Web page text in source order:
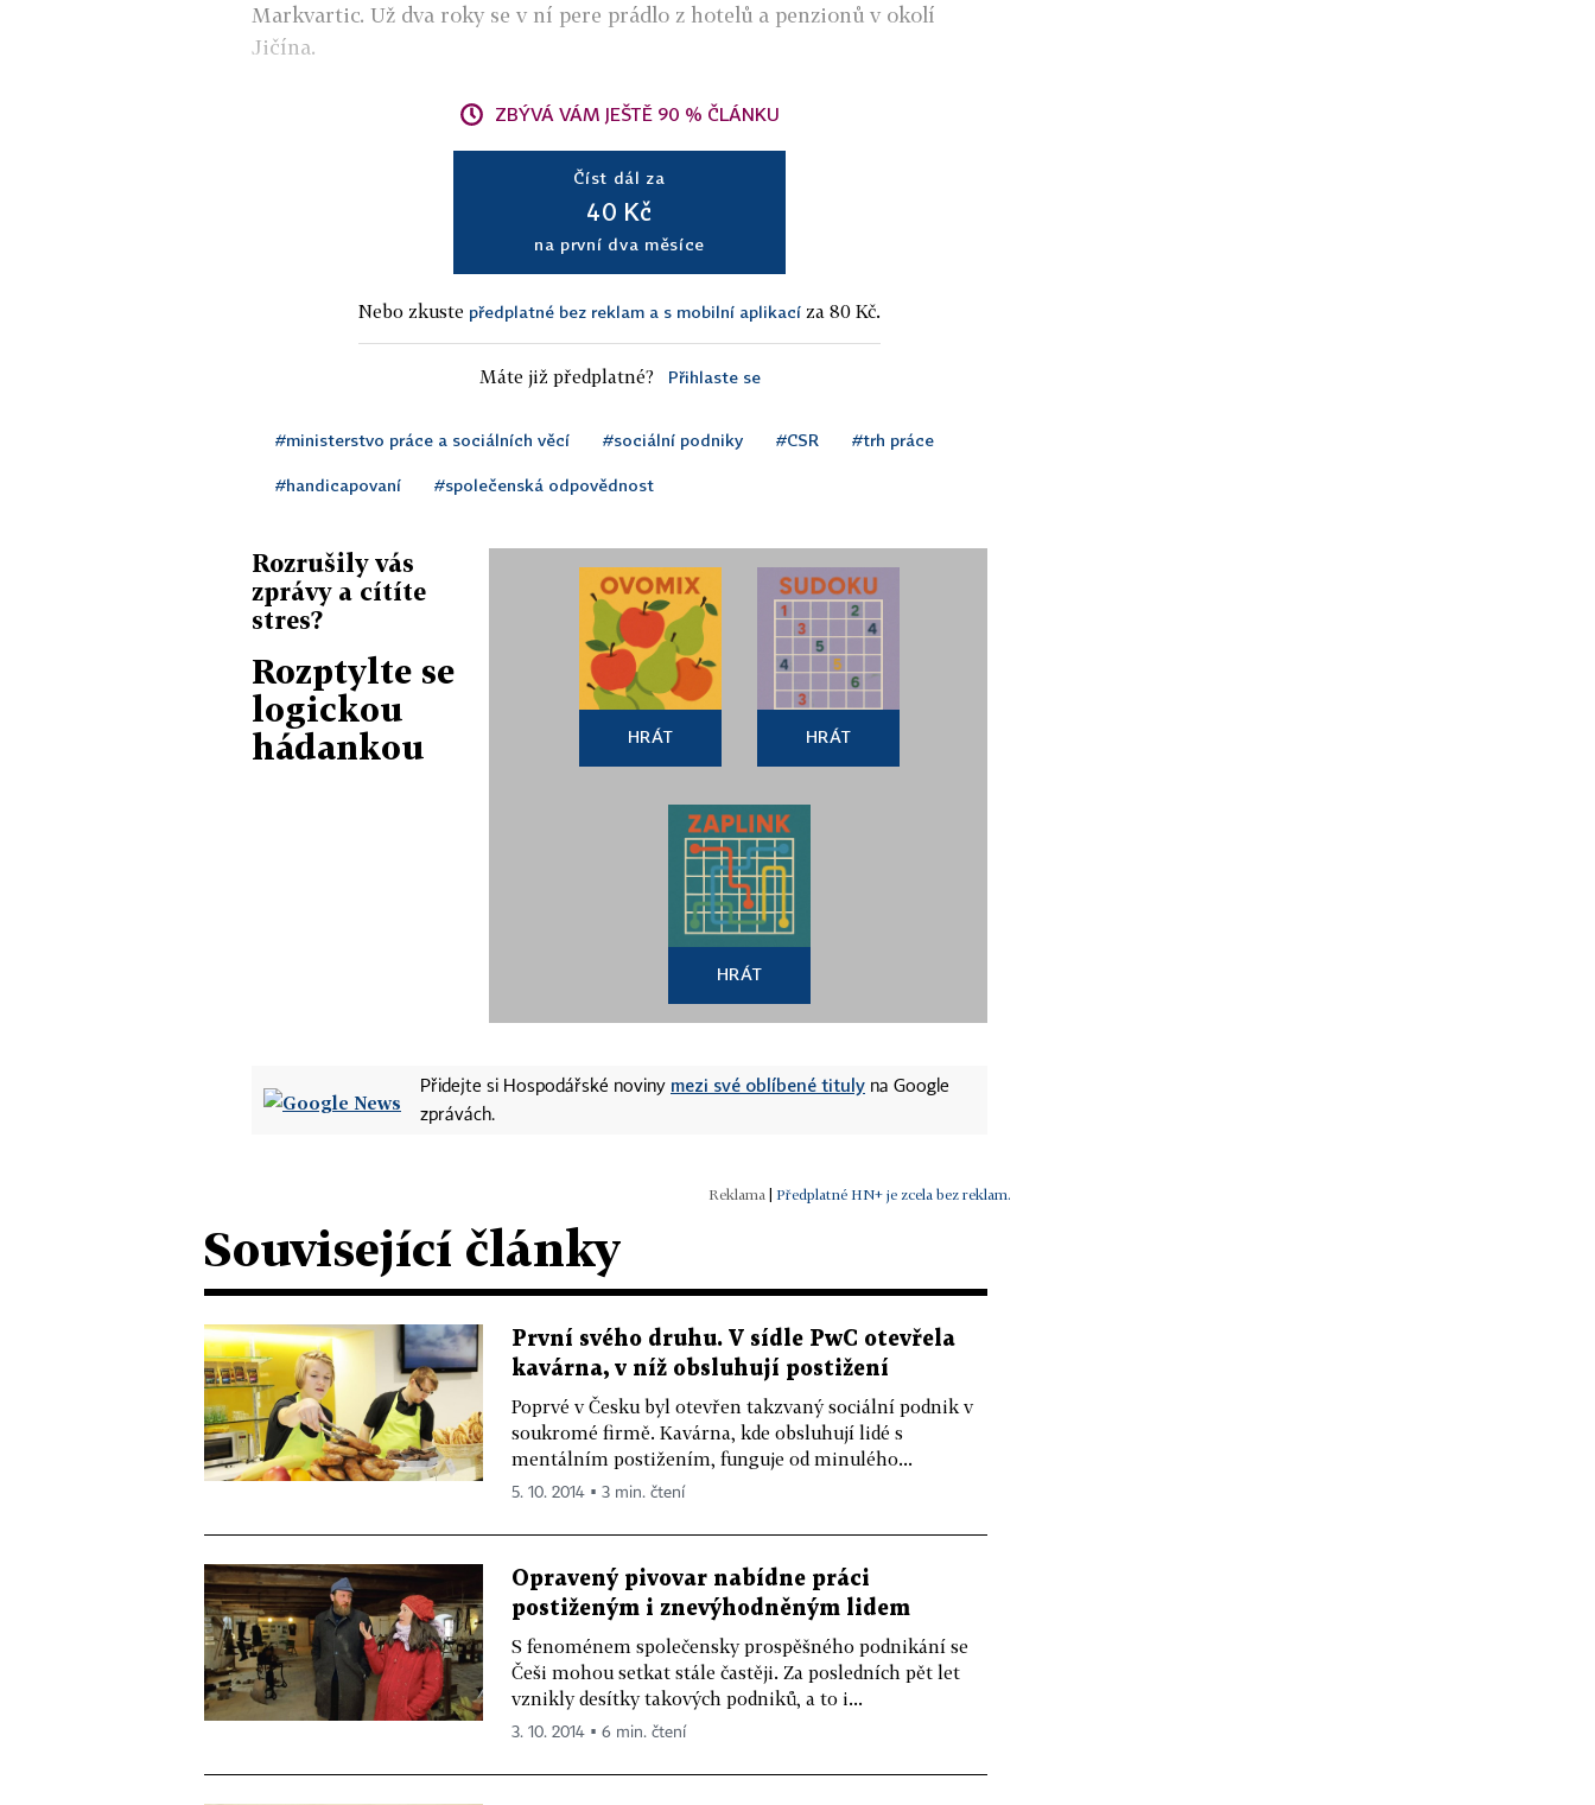
Markvartic. Už dva roky se v ní pere prádlo z hotelů a penzionů v okolí
Jičína.
ZBÝVÁ VÁM JEŠTĚ 90 % ČLÁNKU
Číst dál za
40 Kč
na první dva měsíce
Nebo zkuste předplatné bez reklam a s mobilní aplikací za 80 Kč.
Máte již předplatné? Přihlaste se
#ministerstvo práce a sociálních věcí #sociální podniky #CSR #trh práce
#handicapovaní #společenská odpovědnost
Rozrušily vás
zprávy a cítíte
stres?
Rozptylte se
logickou
hádankou
HRÁT HRÁT
HRÁT
Přidejte si Hospodářské noviny mezi své oblíbené tituly na Google
zprávách.
| Předplatné HN+ je zcela bez reklam.
Související články
První svého druhu. V sídle PwC otevřela
kavárna, v níž obsluhují postižení
Poprvé v Česku byl otevřen takzvaný sociální podnik v
soukromé firmě. Kavárna, kde obsluhují lidé s
mentálním postižením, funguje od minulého...
5. 10. 2014 ▪ 3 min. čtení
Opravený pivovar nabídne práci
postiženým i znevýhodněným lidem
S fenoménem společensky prospěšného podnikání se
Češi mohou setkat stále častěji. Za posledních pět let
vznikly desítky takových podniků, a to i...
3. 10. 2014 ▪ 6 min. čtení